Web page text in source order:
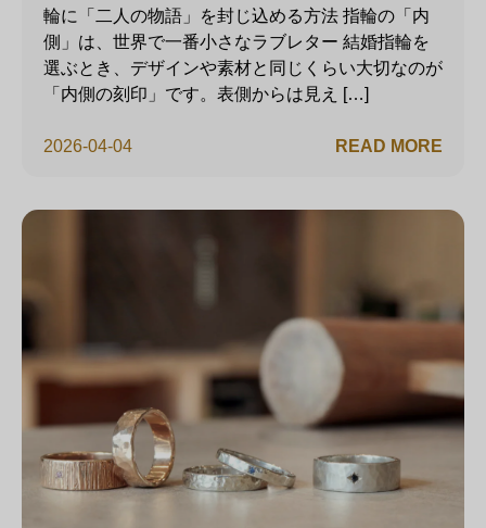
2026-04-04
輪に「二人の物語」を封じ込める方法 指輪の「内
側」は、世界で一番小さなラブレター 結婚指輪を
選ぶとき、デザインや素材と同じくらい大切なのが
「内側の刻印」です。表側からは見え […]
READ MORE